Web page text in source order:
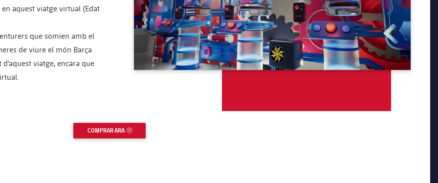
aquest viatge virtual (Edat
que somien amb el
de viure el món Barça
viatge, encara que
COMPRAR ARA ENLLAÇ EXTERN